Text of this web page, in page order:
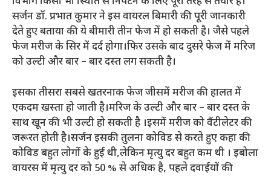
सर्जन डॉ. प्रभात कुमार ने इस वायरल बिमारी की पूरी जानकारी
देते हुए बताया की ये बीमारी तीन फेज में हो सकती है। जैसे पहले
फेज मरीज के सिर में दर्द होगा।फिर उसके बाद दुसरे फेज में मरिज
को उल्टी और बार – बार दस्त लग सकती है।
इसका तीसरा सबसे खतरनाक फेज जीसमें मरीज की हालत में
एकदम खस्ता हो जाती है।मरिज के उल्टी और बार – बार दस्त के
साथ खून की भी उल्टी हो सकती है ।इसमें मरीज को वैंटीलेटर की
जरूरत होती है।सर्जन इसकी तुलना कोविड से करते हुए कहा की
कोविड बहुत लोगों के हुई थी,लेकिन मृत्यु दर बहुत कम थी । इबोला
वायरस में मृत्यु दर को 50 % से अधिक है, पहले दवाईयों की